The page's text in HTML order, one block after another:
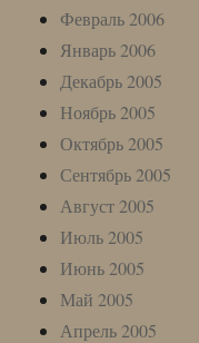
Февраль 2006
Январь 2006
Декабрь 2005
Ноябрь 2005
Октябрь 2005
Сентябрь 2005
Август 2005
Июль 2005
Июнь 2005
Май 2005
Апрель 2005